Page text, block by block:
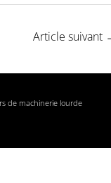
Article suivant
de machinerie lourde